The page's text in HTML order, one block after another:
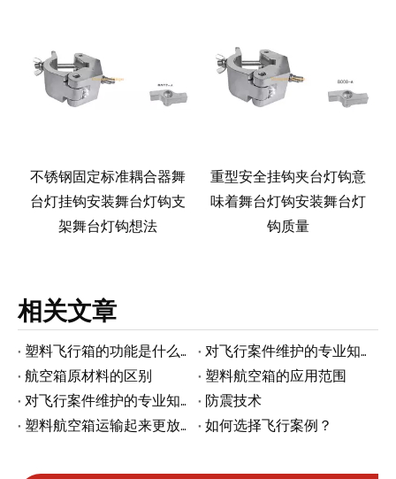
不锈钢固定标准耦合器舞
台灯挂钩安装舞台灯钩支
架舞台灯钩想法
重型安全挂钩夹台灯钩意
味着舞台灯钩安装舞台灯
钩质量
相关文章
塑料飞行箱的功能是什么？
对飞行案件维护的专业知识
航空箱原材料的区别
塑料航空箱的应用范围
对飞行案件维护的专业知识
防震技术
塑料航空箱运输起来更放心吗
如何选择飞行案例？